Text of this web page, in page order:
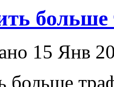
больше
15 Янв
больше